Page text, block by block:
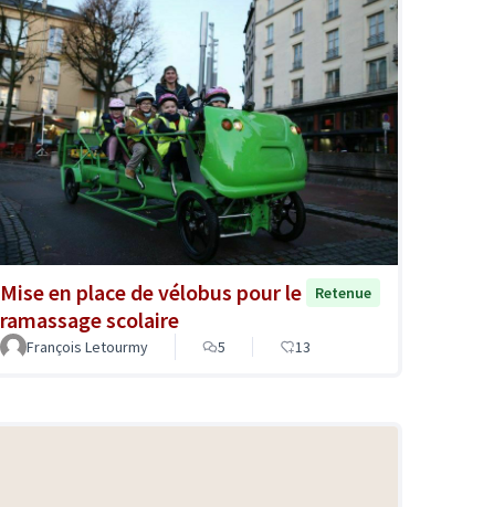
Mise en place de vélobus pour le
ramassage scolaire
Retenue
François Letourmy 5 13